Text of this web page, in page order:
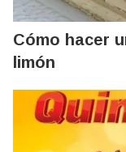
Cómo hacer
limón